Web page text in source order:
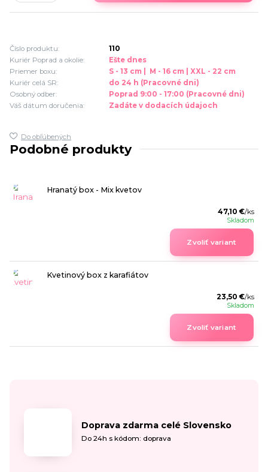
Číslo produktu:
110
Kuriér Poprad a okolie:
Ešte dnes
Priemer boxu:
S - 13 cm | M - 16 cm | XXL - 22 cm
Kuriér celá SR:
do 24 h (Pracovné dni)
Osobný odber:
Poprad 9:00 - 17:00 (Pracovné dni)
Váš dátum doručenia:
Zadáte v dodacích údajoch
Do obľúbených
Podobné produkty
Hranatý box - Mix kvetov
47,10 €/ks
Skladom
Zvoliť variant
Kvetinový box z karafiátov
23,50 €/ks
Skladom
Zvoliť variant
Doprava zdarma celé Slovensko
Do 24h s kódom: doprava